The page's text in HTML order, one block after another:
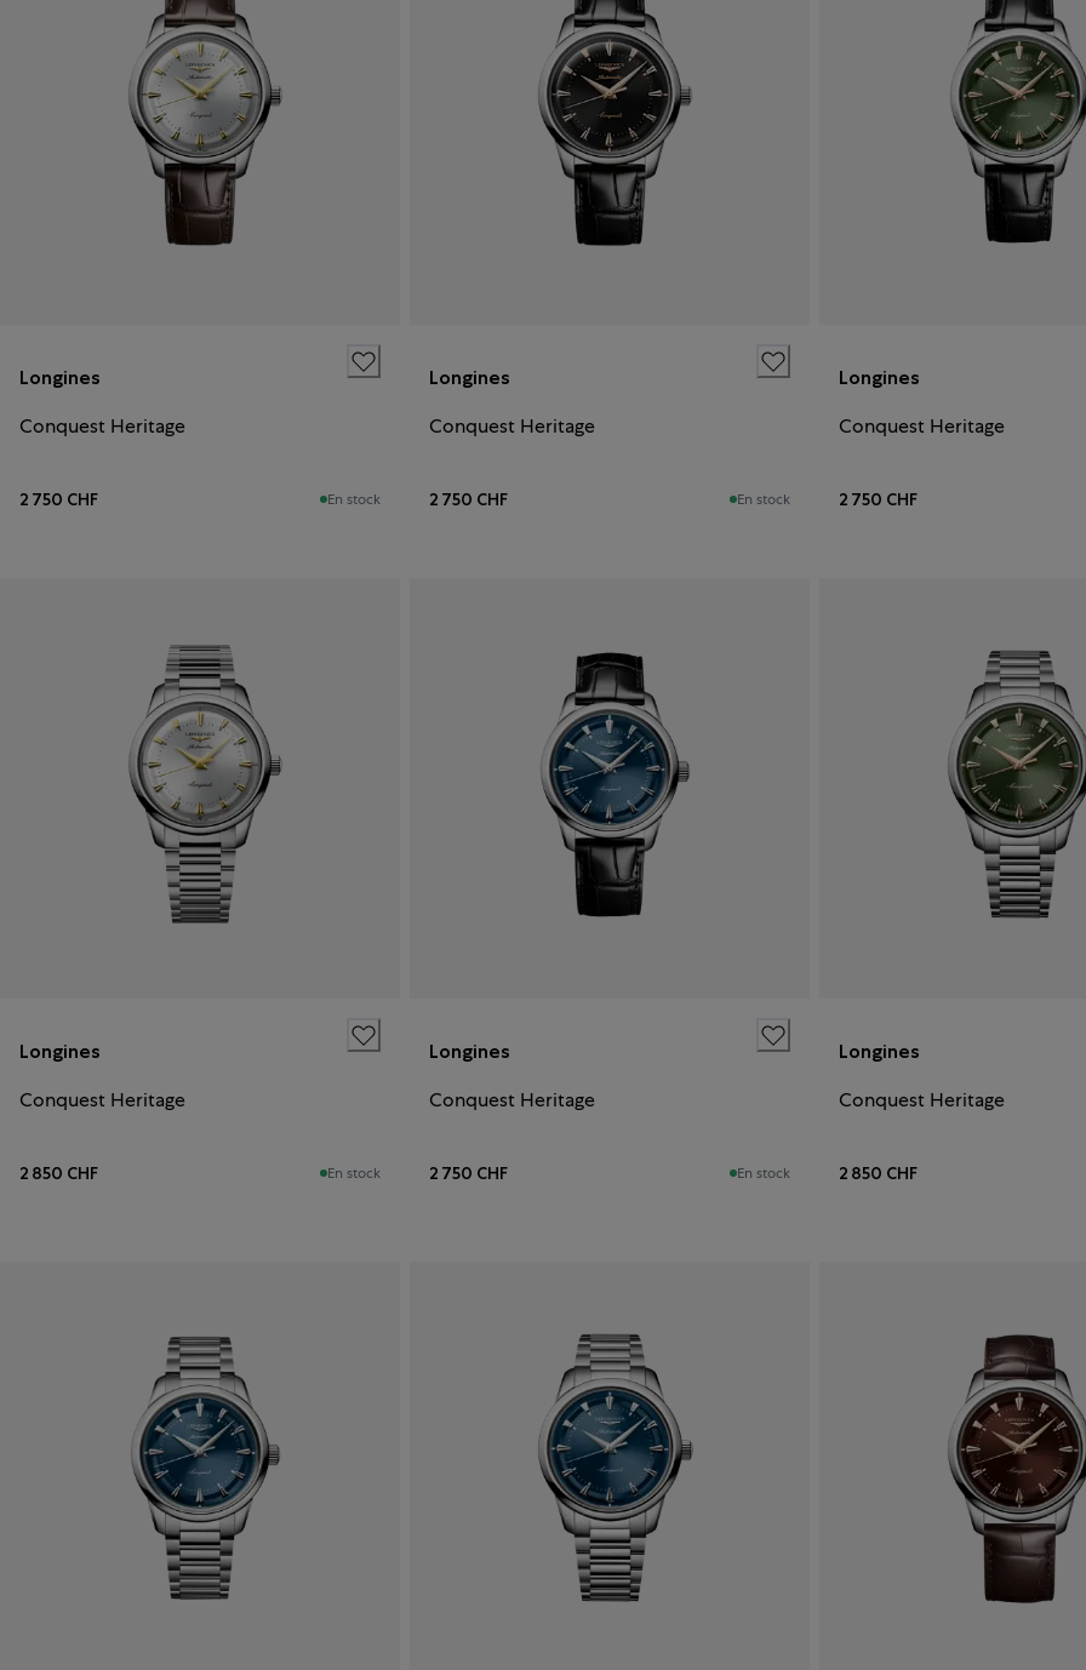
Longines
Conquest Heritage
2 750 CHF En stock
Longines
Conquest Heritage
2 750 CHF En stock
Longines
Conquest Heritage
2 750 CHF
Longines
Conquest Heritage
2 850 CHF En stock
Longines
Conquest Heritage
2 750 CHF En stock
Longines
Conquest Heritage
2 850 CHF